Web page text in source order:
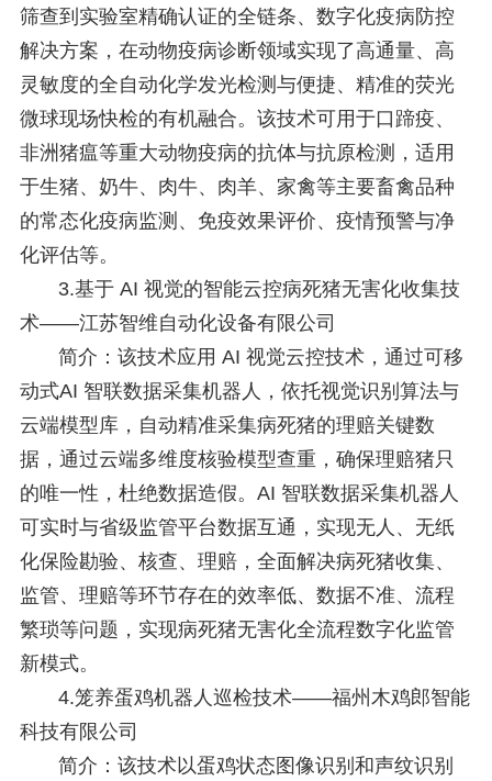
筛查到实验室精确认证的全链条、数字化疫病防控
解决方案，在动物疫病诊断领域实现了高通量、高
灵敏度的全自动化学发光检测与便捷、精准的荧光
微球现场快检的有机融合。该技术可用于口蹄疫、
非洲猪瘟等重大动物疫病的抗体与抗原检测，适用
于生猪、奶牛、肉牛、肉羊、家禽等主要畜禽品种
的常态化疫病监测、免疫效果评价、疫情预警与净
化评估等。
3.基于 AI 视觉的智能云控病死猪无害化收集技
术——江苏智维自动化设备有限公司
简介：该技术应用 AI 视觉云控技术，通过可移
动式AI 智联数据采集机器人，依托视觉识别算法与
云端模型库，自动精准采集病死猪的理赔关键数
据，通过云端多维度核验模型查重，确保理赔猪只
的唯一性，杜绝数据造假。AI 智联数据采集机器人
可实时与省级监管平台数据互通，实现无人、无纸
化保险勘验、核查、理赔，全面解决病死猪收集、
监管、理赔等环节存在的效率低、数据不准、流程
繁琐等问题，实现病死猪无害化全流程数字化监管
新模式。
4.笼养蛋鸡机器人巡检技术——福州木鸡郎智能
科技有限公司
简介：该技术以蛋鸡状态图像识别和声纹识别